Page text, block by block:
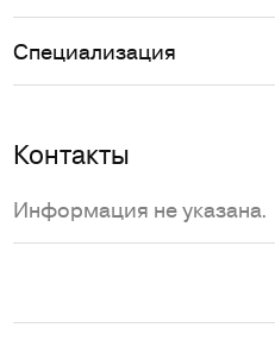
Специализация
Контакты
Информация не указана.